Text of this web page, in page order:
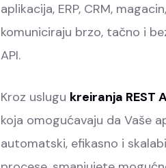
aplikacija, ERP, CRM,
komuniciraju brzo, tačno i
API.
Kroz uslugu kreiranja REST
koja omogućavaju da Vaše
automatski, efikasno i